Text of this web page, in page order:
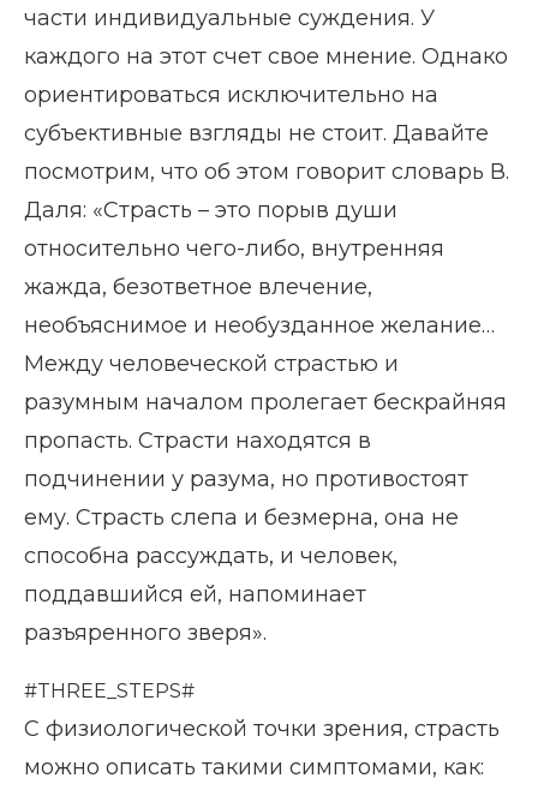
части индивидуальные суждения. У
каждого на этот счет свое мнение. Однако
ориентироваться исключительно на
субъективные взгляды не стоит. Давайте
посмотрим, что об этом говорит словарь В.
Даля: «Страсть – это порыв души
относительно чего-либо, внутренняя
жажда, безответное влечение,
необъяснимое и необузданное желание…
Между человеческой страстью и
разумным началом пролегает бескрайняя
пропасть. Страсти находятся в
подчинении у разума, но противостоят
ему. Страсть слепа и безмерна, она не
способна рассуждать, и человек,
поддавшийся ей, напоминает
разъяренного зверя».
#THREE_STEPS#
С физиологической точки зрения, страсть
можно описать такими симптомами, как: